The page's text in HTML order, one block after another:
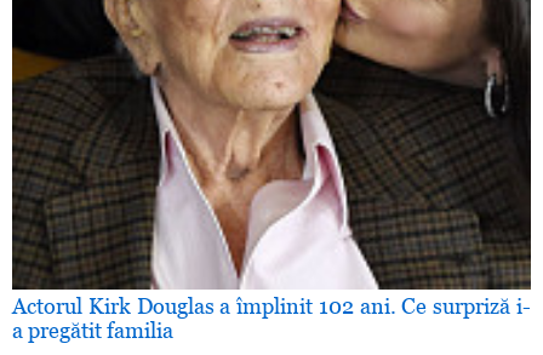
Actorul Kirk Douglas a împlinit 102 ani. Ce surpriză i-
a pregătit familia